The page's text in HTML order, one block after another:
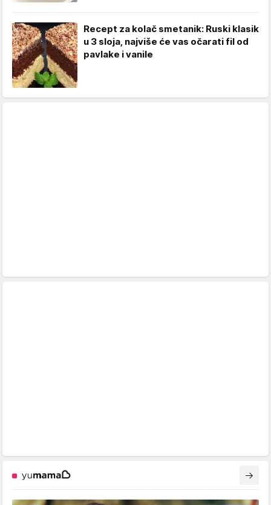
Recept za kolač smetanik: Ruski klasik
u 3 sloja, najviše će vas očarati fil od
pavlake i vanile